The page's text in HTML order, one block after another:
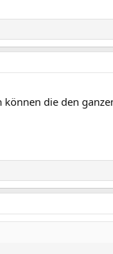
die den